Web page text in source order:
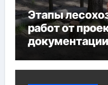
Этапы
работ от
мероприятий